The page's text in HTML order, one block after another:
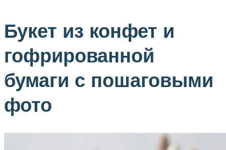
Букет из конфет и
гофрированной
бумаги с пошаговыми
фото